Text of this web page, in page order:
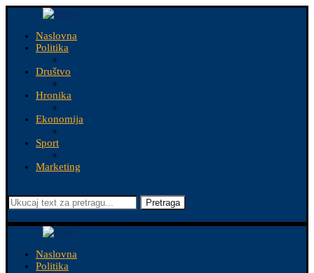
Naslovna
Politika
Društvo
Hronika
Ekonomija
Sport
Marketing
Pretraga
Naslovna
Politika